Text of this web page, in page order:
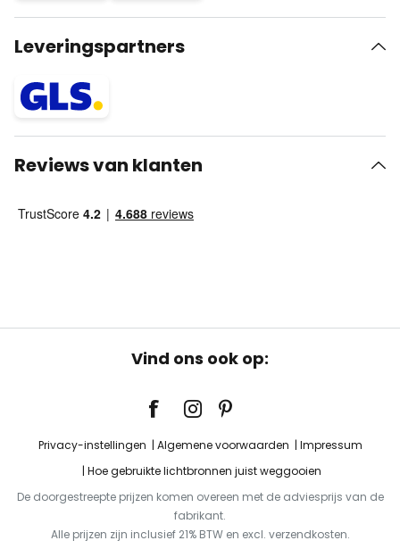
Leveringspartners
Reviews van klanten
Vind ons ook op:
Privacy-instellingen Algemene voorwaarden
Impressum
Hoe gebruikte lichtbronnen juist weggooien
De doorgestreepte prijzen komen overeen met de adviesprijs van de
fabrikant.
Alle prijzen zijn inclusief 21% BTW en excl. verzendkosten.